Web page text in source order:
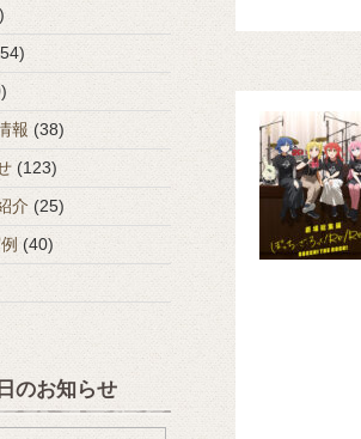
報 (38)
(123)
介 (25)
(40)
のお知らせ